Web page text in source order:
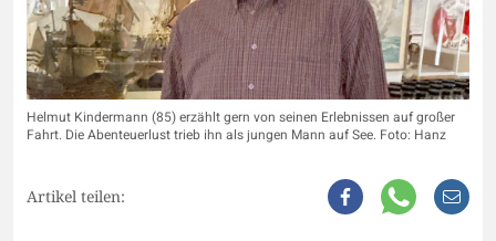
Helmut Kindermann (85) erzählt gern von seinen Erlebnissen auf großer
Fahrt. Die Abenteuerlust trieb ihn als jungen Mann auf See. Foto: Hanz
Artikel teilen: